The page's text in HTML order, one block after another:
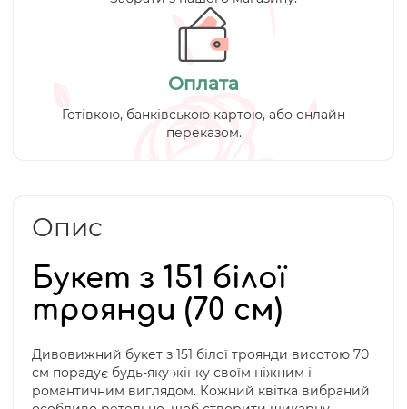
Оплата
Готівкою, банківською картою, або онлайн
переказом.
Опис
Букет з 151 білої
троянди (70 см)
Дивовижний букет з 151 білої троянди висотою 70
см порадує будь-яку жінку своїм ніжним і
романтичним виглядом. Кожний квітка вибраний